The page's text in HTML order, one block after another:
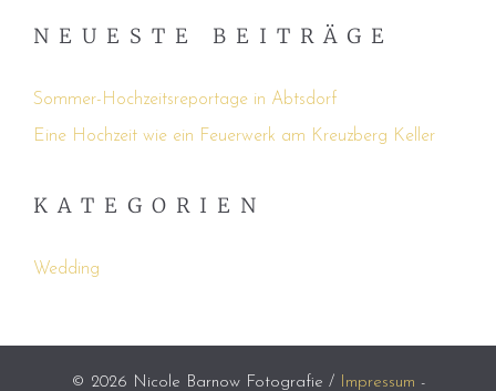
NEUESTE BEITRÄGE
Sommer-Hochzeitsreportage in Abtsdorf
Eine Hochzeit wie ein Feuerwerk am Kreuzberg Keller
KATEGORIEN
Wedding
© 2026 Nicole Barnow Fotografie / Impressum -